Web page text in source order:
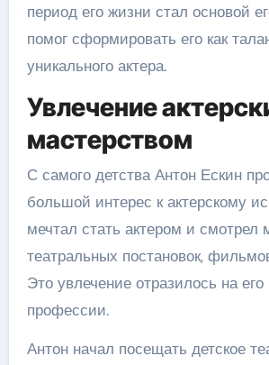
период его жизни стал основой
помог сформировать его как
уникального актера.
Увлечение
мастерством
С самого детства Антон Ескин
большой интерес к актерскому
мечтал стать актером и смотрел
театральных постановок,
Это увлечение отразилось на
профессии.
Антон начал посещать детское